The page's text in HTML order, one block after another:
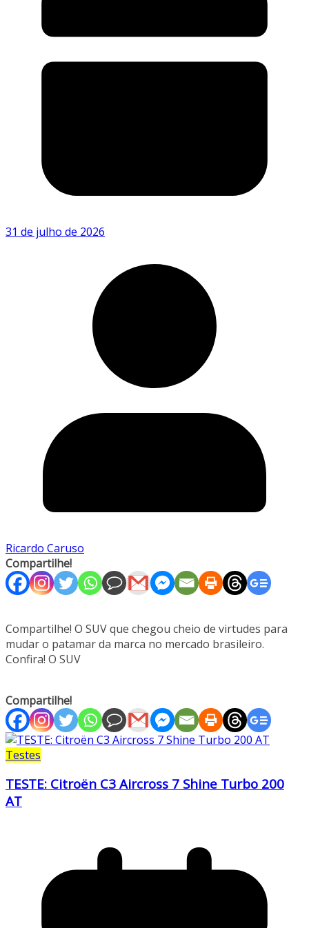
31 de julho de 2026
Ricardo Caruso
Compartilhe!
Compartilhe! O SUV que chegou cheio de virtudes para
mudar o patamar da marca no mercado brasileiro.
Confira! O SUV
Compartilhe!
Testes
TESTE: Citroën C3 Aircross 7 Shine Turbo 200
AT